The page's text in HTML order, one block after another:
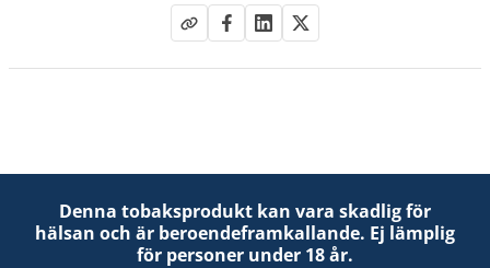
Denna tobaksprodukt kan vara skadlig för
hälsan och är beroendeframkallande. Ej lämplig
för personer under 18 år.